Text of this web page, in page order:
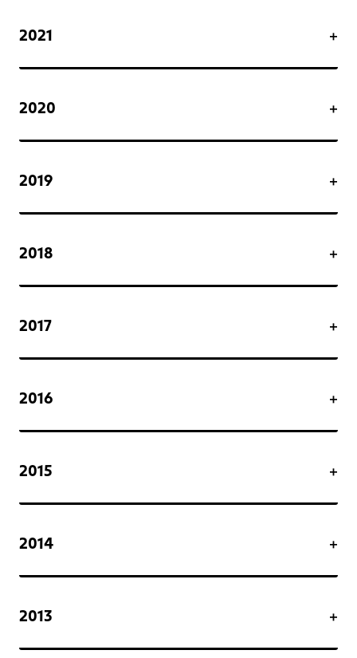
2021
2020
2019
2018
2017
2016
2015
2014
2013